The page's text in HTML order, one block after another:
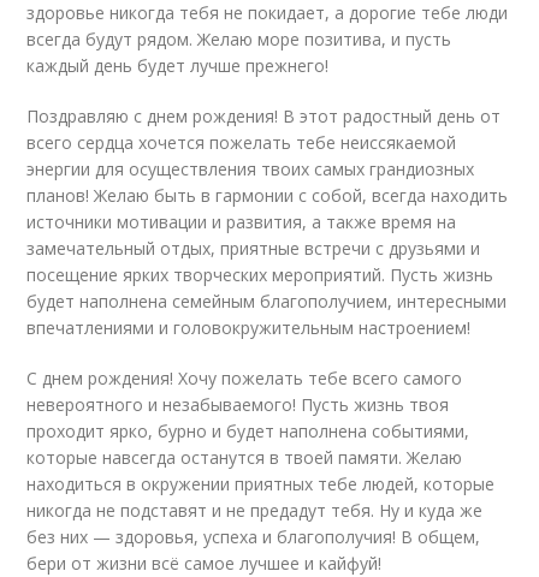
здоровье никогда тебя не покидает, а дорогие тебе люди
всегда будут рядом. Желаю море позитива, и пусть
каждый день будет лучше прежнего!
Поздравляю с днем рождения! В этот радостный день от
всего сердца хочется пожелать тебе неиссякаемой
энергии для осуществления твоих самых грандиозных
планов! Желаю быть в гармонии с собой, всегда находить
источники мотивации и развития, а также время на
замечательный отдых, приятные встречи с друзьями и
посещение ярких творческих мероприятий. Пусть жизнь
будет наполнена семейным благополучием, интересными
впечатлениями и головокружительным настроением!
С днем рождения! Хочу пожелать тебе всего самого
невероятного и незабываемого! Пусть жизнь твоя
проходит ярко, бурно и будет наполнена событиями,
которые навсегда останутся в твоей памяти. Желаю
находиться в окружении приятных тебе людей, которые
никогда не подставят и не предадут тебя. Ну и куда же
без них — здоровья, успеха и благополучия! В общем,
бери от жизни всё самое лучшее и кайфуй!